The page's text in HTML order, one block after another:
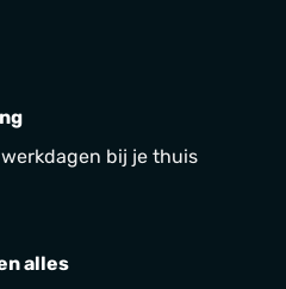
bij je thuis
alles